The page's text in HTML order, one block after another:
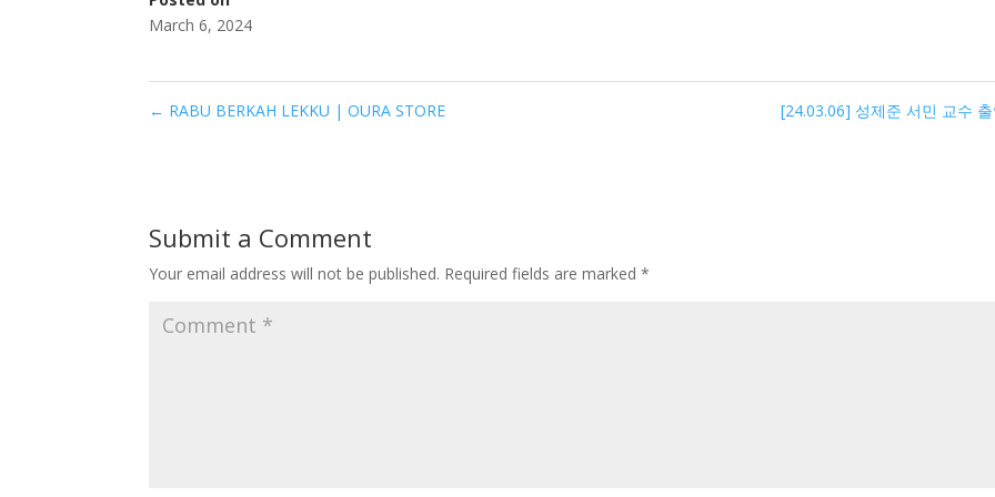
March 6, 2024
← RABU BERKAH LEKKU | OURA STORE [24.03.06] 성제준 서민 교수
Submit a Comment
Your email address will not be published. Required fields are marked*